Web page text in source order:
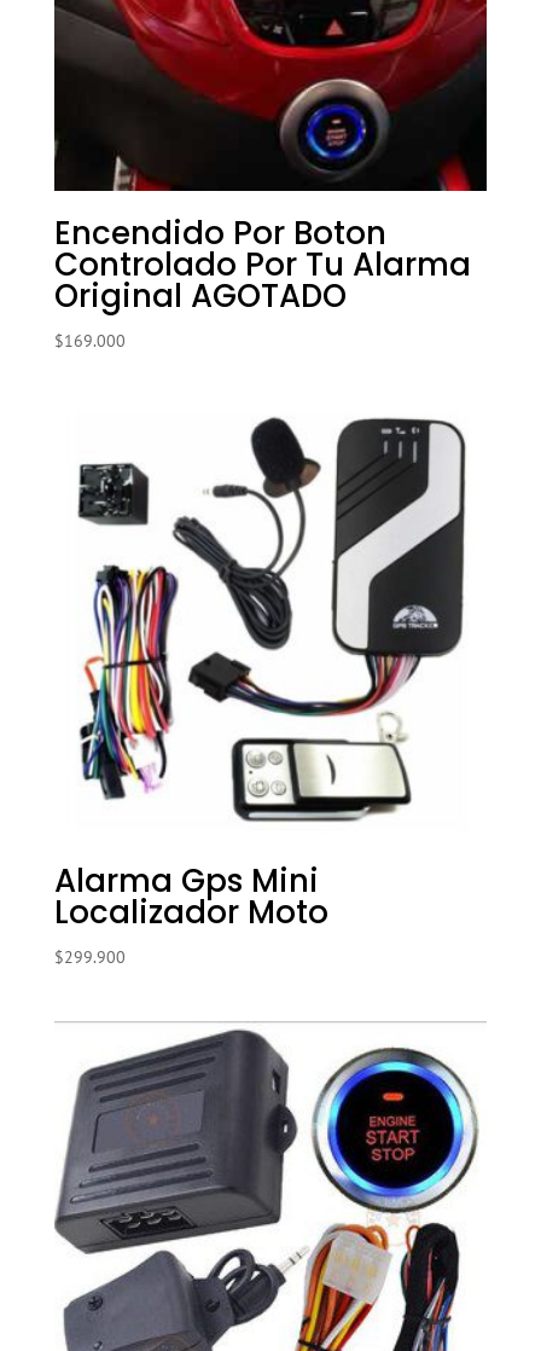
Encendido Por Boton
Controlado Por Tu Alarma
Original AGOTADO
$169.000
Alarma Gps Mini
Localizador Moto
$299.900